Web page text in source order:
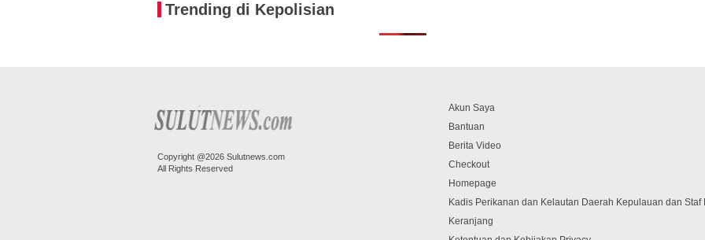
Trending di Kepolisian
Copyright @2026 Sulutnews.com
All Rights Reserved
Akun Saya
Bantuan
Berita Video
Checkout
Homepage
Kadis Perikanan dan Kelautan Daerah Kepulauan dan Staf
Keranjang